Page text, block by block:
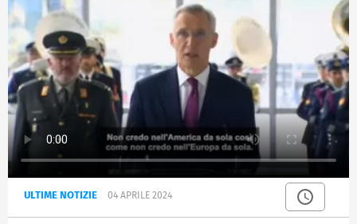
ULTIME NOTIZIE 04 APRILE 2024